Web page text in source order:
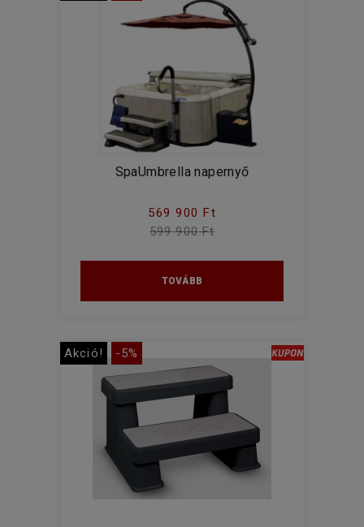
SpaUmbrella napernyő
569 900 Ft
599 900 Ft
TOVÁBB
Akció! -5%